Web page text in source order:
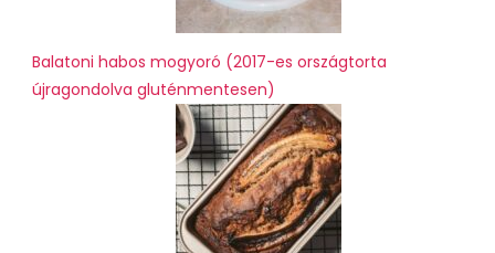
Balatoni habos mogyoró (2017-es országtorta
újragondolva gluténmentesen)